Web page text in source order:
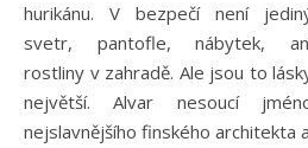
hurikánu. V bezpečí není
svetr, pantofle, nábytek,
rostliny v zahradě. Ale jsou to
největší. Alvar nesoucí
nejslavnějšího finského architekta